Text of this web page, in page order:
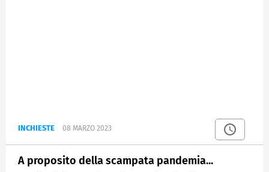
INCHIESTE 08 MARZO 2023
A proposito della scampata pandemia...